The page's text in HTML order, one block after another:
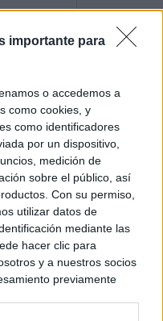
importante para
o accedemos a
como cookies, y
como identificadores
por un dispositivo,
medición de
sobre el público, así
Con su permiso,
utilizar datos de
mediante las
hacer clic para
y a nuestros socios
previamente
El juez propone
la filtración de
jefa" Ayuso
WhatsApp,
un nuevo cruce
15 de agosto
y Cookies